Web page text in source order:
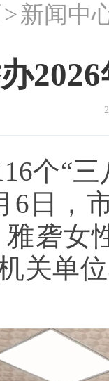
>新闻中
个“
6日，
砻女
关单